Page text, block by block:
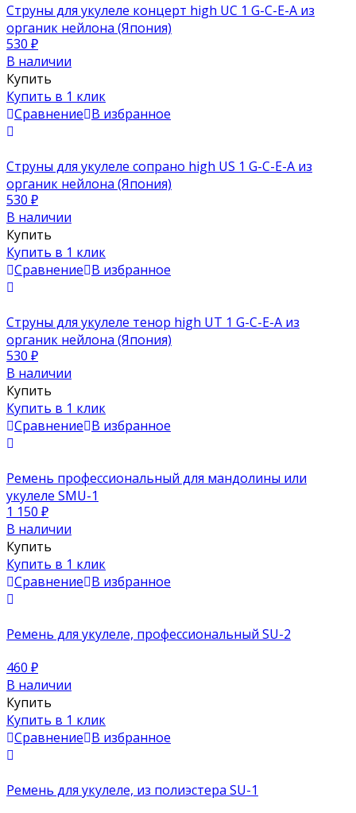
Струны для укулеле концерт high UC 1 G-C-E-A из
органик нейлона (Япония)
530 ₽
В наличии
Купить
Купить в 1 клик
Сравнение В избранное
Струны для укулеле сопрано high US 1 G-C-E-A из
органик нейлона (Япония)
530 ₽
В наличии
Купить
Купить в 1 клик
Сравнение В избранное
Струны для укулеле тенор high UT 1 G-C-E-A из
органик нейлона (Япония)
530 ₽
В наличии
Купить
Купить в 1 клик
Сравнение В избранное
Ремень профессиональный для мандолины или
укулеле SMU-1
1 150 ₽
В наличии
Купить
Купить в 1 клик
Сравнение В избранное
Ремень для укулеле, профессиональный SU-2
460 ₽
В наличии
Купить
Купить в 1 клик
Сравнение В избранное
Ремень для укулеле, из полиэстера SU-1